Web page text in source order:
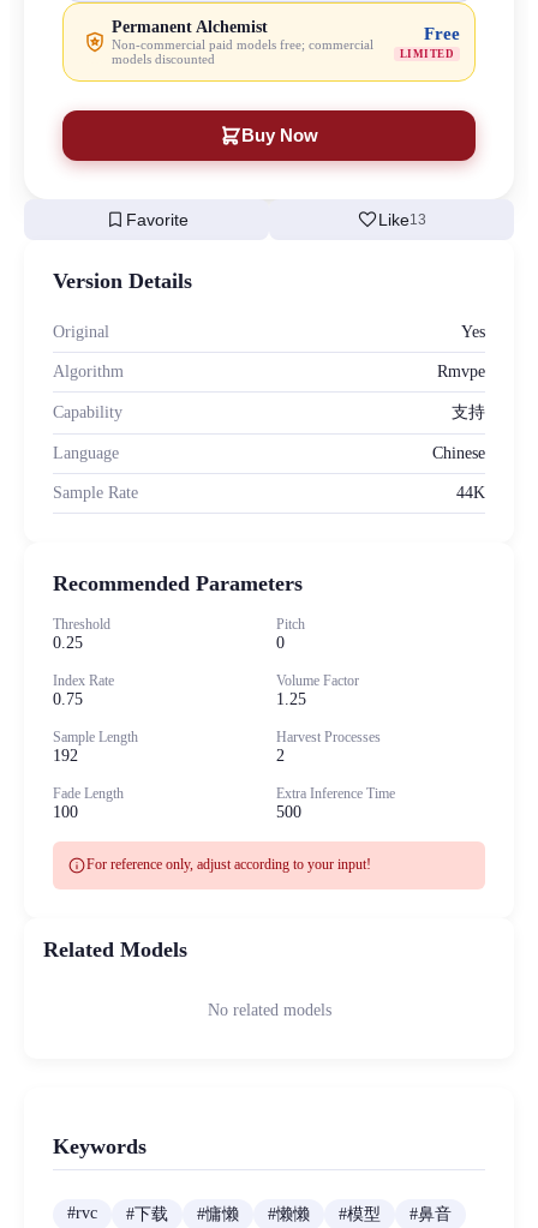
Permanent Alchemist
Non-commercial paid models free; commercial
models discounted
Free
LIMITED
Buy Now
bookmark Favorite favoriteLike13
Version Details
Original Yes
Algorithm Rmvpe
Capability 支持
Language Chinese
Sample Rate 44K
Recommended Parameters
Threshold
0.25
Pitch
0
Index Rate
0.75
Volume Factor
1.25
Sample Length
192
Harvest Processes
2
Fade Length
100
Extra Inference Time
500
infoFor reference only, adjust according to your input!
Related Models
No related models
Keywords
#rvc #下载 #慵懒 #懒懒 #模型 #鼻音